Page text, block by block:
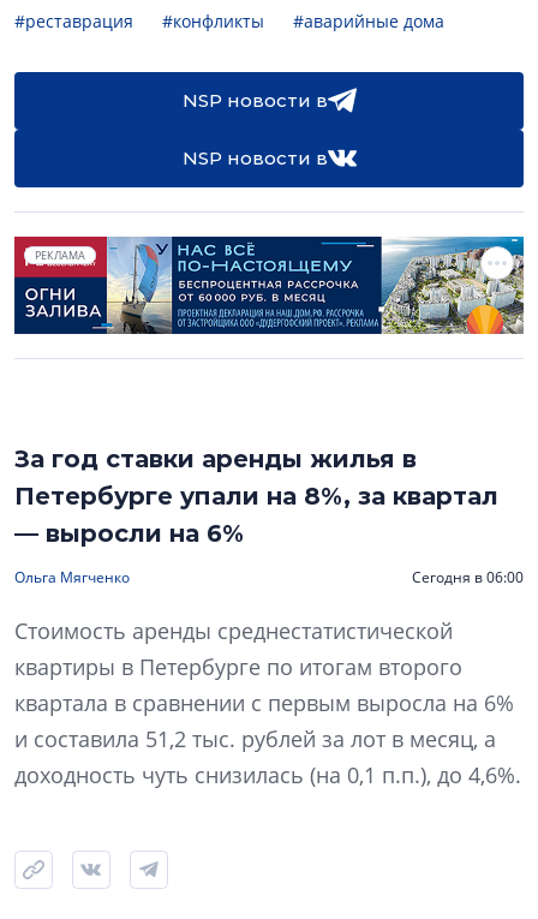
#реставрация
#конфликты #аварийные дома
NSP новости в
NSP новости в
РЕКЛАМА
За год ставки аренды жилья в
Петербурге упали на 8%, за квартал
— выросли на 6%
Ольга Мягченко Сегодня в 06:00
Стоимость аренды среднестатистической
квартиры в Петербурге по итогам второго
квартала в сравнении с первым выросла на 6%
и составила 51,2 тыс. рублей за лот в месяц, а
доходность чуть снизилась (на 0,1 п.п.), до 4,6%.